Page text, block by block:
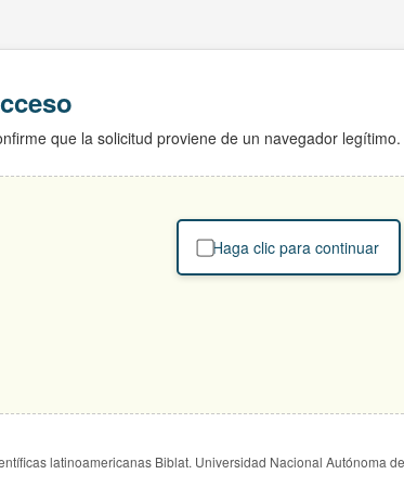
que la solicitud proviene de un navegador legítimo.
Haga clic para continuar
latinoamericanas Biblat. Universidad Nacional Autónoma